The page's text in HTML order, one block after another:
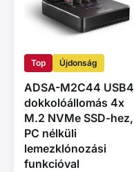
Top Újdonság
ADSA-M2C44 USB4
dokkolóállomás 4x
M.2 NVMe SSD-hez,
PC nélküli
lemezklónozási
funkcióval